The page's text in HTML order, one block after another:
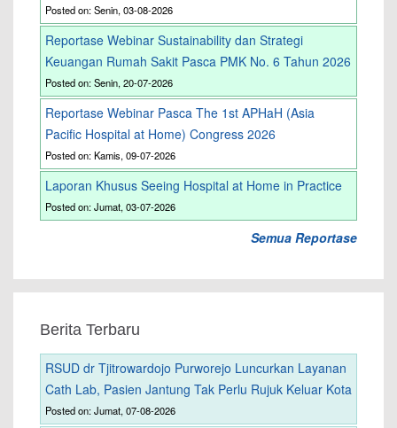
Posted on: Senin, 03-08-2026
Reportase Webinar Sustainability dan Strategi
Keuangan Rumah Sakit Pasca PMK No. 6 Tahun 2026
Posted on: Senin, 20-07-2026
Reportase Webinar Pasca The 1st APHaH (Asia
Pacific Hospital at Home) Congress 2026
Posted on: Kamis, 09-07-2026
Laporan Khusus Seeing Hospital at Home in Practice
Posted on: Jumat, 03-07-2026
Semua Reportase
Berita Terbaru
RSUD dr Tjitrowardojo Purworejo Luncurkan Layanan
Cath Lab, Pasien Jantung Tak Perlu Rujuk Keluar Kota
Posted on: Jumat, 07-08-2026